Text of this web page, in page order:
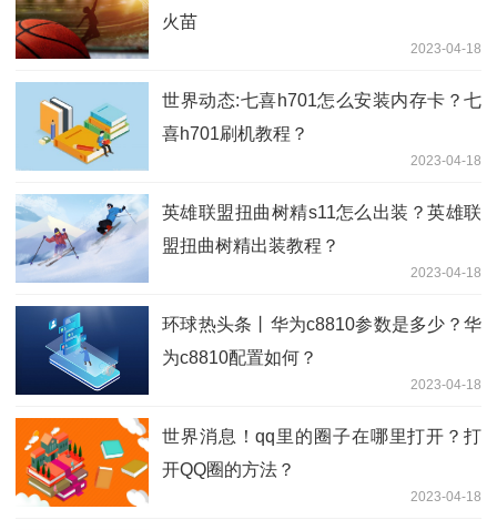
火苗
2023-04-18
世界动态:七喜h701怎么安装内存卡？七
喜h701刷机教程？
2023-04-18
英雄联盟扭曲树精s11怎么出装？英雄联
盟扭曲树精出装教程？
2023-04-18
环球热头条丨华为c8810参数是多少？华
为c8810配置如何？
2023-04-18
世界消息！qq里的圈子在哪里打开？打
开QQ圈的方法？
2023-04-18